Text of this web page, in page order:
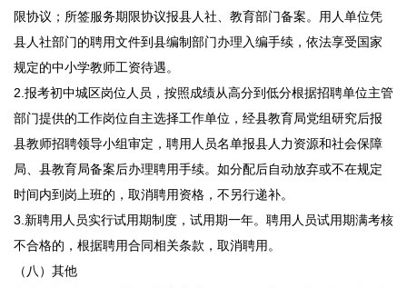
限协议；所签服务期限协议报县人社、教育部门备案。用人单位凭
县人社部门的聘用文件到县编制部门办理入编手续，依法享受国家
规定的中小学教师工资待遇。
2.报考初中城区岗位人员，按照成绩从高分到低分根据招聘单位主管
部门提供的工作岗位自主选择工作单位，经县教育局党组研究后报
县教师招聘领导小组审定，聘用人员名单报县人力资源和社会保障
局、县教育局备案后办理聘用手续。如分配后自动放弃或不在规定
时间内到岗上班的，取消聘用资格，不另行递补。
3.新聘用人员实行试用期制度，试用期一年。聘用人员试用期满考核
不合格的，根据聘用合同相关条款，取消聘用。
（八）其他